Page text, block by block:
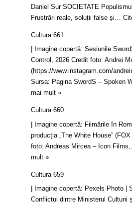
Daniel Sur SOCIETATE
Frustrări reale, soluții false și…
Cultura 661
| Imagine copertă: Sesiunile
Control, 2026 Credit foto: Andrei
(https://www.instagram.com/
Sursa: Pagina SwordS – Spoken
mai mult »
Cultura 660
| Imagine copertă: Filmările în
producția „The White House”
foto: Andreas Mircea – Icon
mult »
Cultura 659
| Imagine copertă: Pexels Photo |
Conflictul dintre Ministerul Culturii